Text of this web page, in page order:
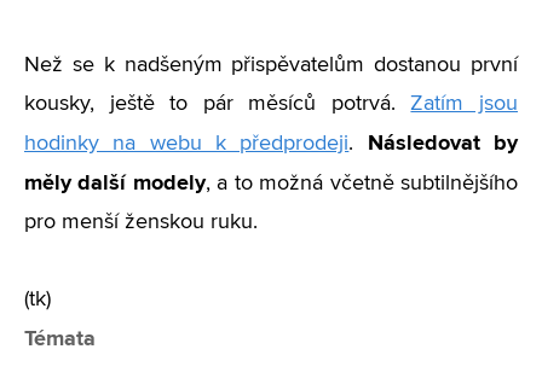
Než se k nadšeným přispěvatelům dostanou první
kousky, ještě to pár měsíců potrvá.Zatím jsou
hodinky na webu k předprodeji. Následovat by
měly další modely, a to možná včetně subtilnějšího
pro menší ženskou ruku.
(tk)
Témata